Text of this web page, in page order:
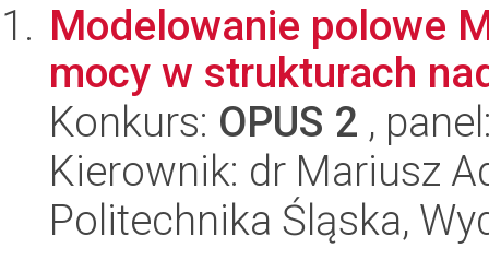
Modelowanie polowe
mocy w strukturach
Konkurs: OPUS 2 ,
Kierownik: dr Mariusz
Politechnika Śląska,